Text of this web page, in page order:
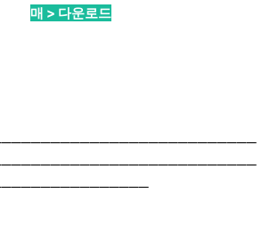
매 > 다운로드